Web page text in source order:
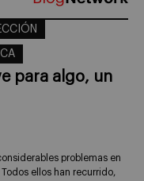
para algo, un
problemas en
ellos han recurrido,